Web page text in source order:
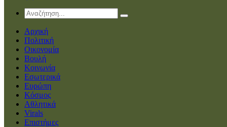
Αρχική
Πολιτική
Οικονομία
Βουλή
Κοινωνία
Εσωτερικά
Ευρώπη
Κόσμος
Αθλητικά
Virals
Επιστήμες